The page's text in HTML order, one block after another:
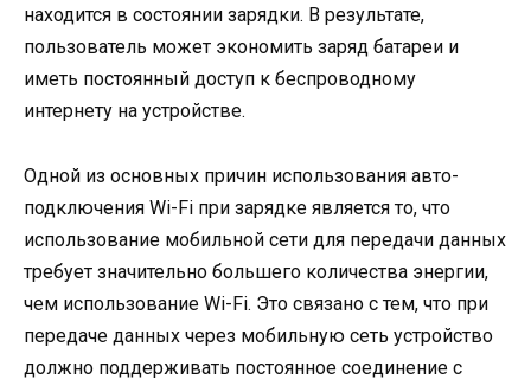
находится в состоянии зарядки. В результате,
пользователь может экономить заряд батареи и
иметь постоянный доступ к беспроводному
интернету на устройстве.
Одной из основных причин использования авто-
подключения Wi-Fi при зарядке является то, что
использование мобильной сети для передачи данных
требует значительно большего количества энергии,
чем использование Wi-Fi. Это связано с тем, что при
передаче данных через мобильную сеть устройство
должно поддерживать постоянное соединение с